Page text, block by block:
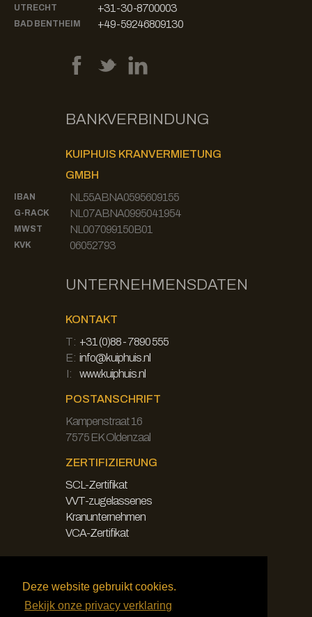
Deze website gebruikt cookies.
Bekijk onze privacy verklaring
UTRECHT +31-30-8700003
BAD BENTHEIM +49-59246809130
BANKVERBINDUNG
KUIPHUIS KRANVERMIETUNG
GMBH
IBAN NL55ABNA0595609155
G-RACK NL07ABNA0995041954
MWST NL007099150B01
KVK 06052793
UNTERNEHMENSDATEN
KONTAKT
T: +31 (0)88 - 7890 555
E: info@kuiphuis.nl
I:
www.kuiphuis.nl
POSTANSCHRIFT
Kampenstraat 16
7575 EK Oldenzaal
ZERTIFIZIERUNG
SCL-Zertifikat
VVT-zugelassenes
Kranunternehmen
VCA-Zertifikat
Haftungsausschluss